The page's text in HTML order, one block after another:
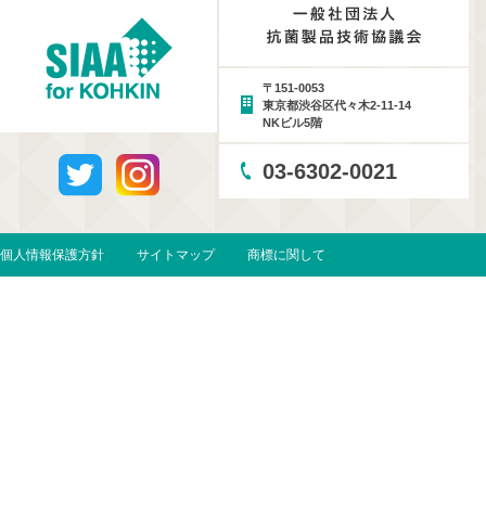
〒151-0053
東京都渋谷区代々木2-11-14
NKビル5階
03-6302-0021
個人情報保護方針 サイトマップ 商標に関して